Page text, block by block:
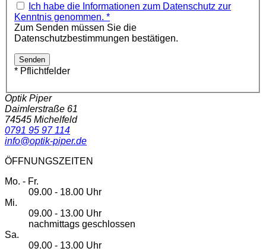
Ich habe die Informationen zum Datenschutz zur
Kenntnis genommen. *
Zum Senden müssen Sie die
Datenschutzbestimmungen bestätigen.
* Pflichtfelder
Optik Piper
Daimlerstraße 61
74545 Michelfeld
0791 95 97 114
info@optik-piper.de
ÖFFNUNGSZEITEN
Mo. - Fr.
09.00 - 18.00 Uhr
Mi.
09.00 - 13.00 Uhr
nachmittags geschlossen
Sa.
09.00 - 13.00 Uhr